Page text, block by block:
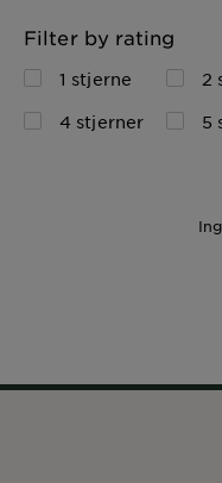
Filter by rating
1 stjerne 2
4 stjerner
5